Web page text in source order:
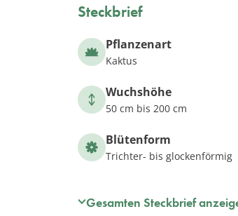
Steckbrief
Pflanzenart
Kaktus
Wuchshöhe
50 cm bis 200 cm
Blütenform
Trichter- bis glockenförmig
Gesamten Steckbrief